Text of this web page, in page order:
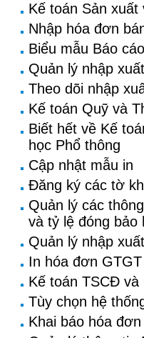
Kế toán Sản xuất
Nhập hóa đơn
Biểu mẫu Báo
Quản lý nhập
Theo dõi nhập
Kế toán Quỹ và
Biết hết về Kế
học Phổ thông
Cập nhật mẫu in
Đăng ký các tờ
Quản lý các
và tỷ lệ đóng bảo
Quản lý nhập
In hóa đơn GTGT
Kế toán TSCĐ và
Tùy chọn hệ
Khai báo hóa